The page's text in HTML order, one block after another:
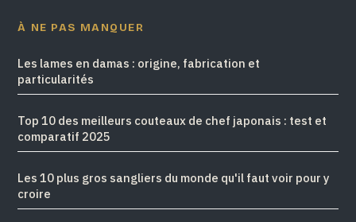
À NE PAS MANQUER
Les lames en damas : origine, fabrication et
particularités
Top 10 des meilleurs couteaux de chef japonais : test et
comparatif 2025
Les 10 plus gros sangliers du monde qu'il faut voir pour y
croire